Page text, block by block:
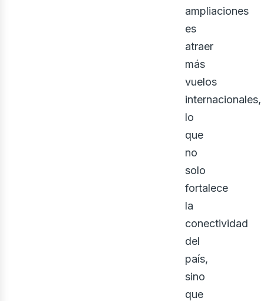
ampliaciones
es
atraer
más
vuelos
internacionales,
lo
que
no
solo
fortalece
la
conectividad
del
país,
sino
que